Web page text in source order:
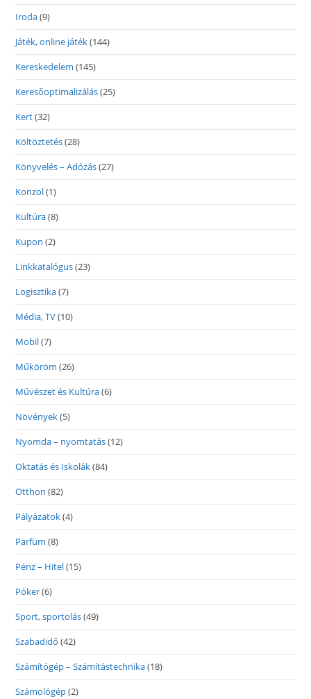
Iroda(9)
Játék, online játék(144)
Kereskedelem (145)
Keresőoptimalizálás(25)
Kert(32)
Költöztetés(28)
Könyvelés – Adózás(27)
Konzol(1)
Kultúra(8)
Kupon (2)
Linkkatalógus(23)
Logisztika(7)
Média, TV(10)
Mobil(7)
Műköröm (26)
Művészet és Kultúra(6)
Növények(5)
Nyomda – nyomtatás(12)
Oktatás és Iskolák(84)
Otthon (82)
Pályázatok(4)
Parfüm (8)
Pénz – Hitel(15)
Póker(6)
Sport, sportolás(49)
Szabadidő (42)
Számítógép – Számítástechnika(18)
Számológép(2)